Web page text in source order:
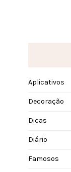
Aplicativos
Decoração
Dicas
Diário
Famosos